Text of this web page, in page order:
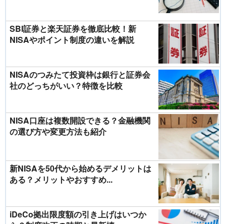
SBI証券と楽天証券を徹底比較！新
NISAやポイント制度の違いを解説
NISAのつみたて投資枠は銀行と証券会
社のどっちがいい？特徴を比較
NISA口座は複数開設できる？金融機関
の選び方や変更方法も紹介
新NISAを50代から始めるデメリットは
ある？メリットやおすすめ...
iDeCo拠出限度額の引き上げはいつか